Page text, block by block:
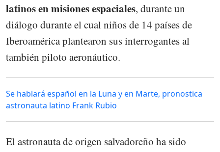
latinos en misiones espaciales, durante un
diálogo durante el cual niños de 14 países de
Iberoamérica plantearon sus interrogantes al
también piloto aeronáutico.
Se hablará español en la Luna y en Marte, pronostica
astronauta latino Frank Rubio
El astronauta de origen salvadoreño ha sido